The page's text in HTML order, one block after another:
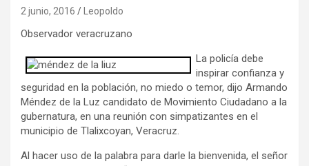
2 junio, 2016 Leopoldo
Observador veracruzano
La policía debe
inspirar confianza y
seguridad en la población, no miedo o temor, dijo Armando
Méndez de la Luz candidato de Movimiento Ciudadano a la
gubernatura, en una reunión con simpatizantes en el
municipio de Tlalixcoyan, Veracruz.
Al hacer uso de la palabra para darle la bienvenida, el señor